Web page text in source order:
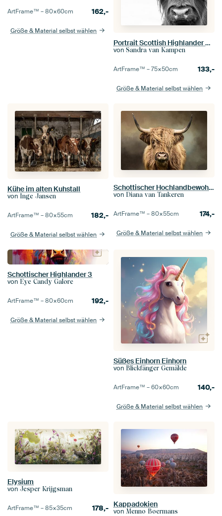
ArtFrame™ –80×60cm 162,-
Größe & Material selbst wählen
Portrait Scottish Highlander Schwarzweiss
von Sandra van Kampen
ArtFrame™ –75×50cm 133,-
Größe & Material selbst wählen
Kühe im alten Kuhstall
von Inge Jansen
ArtFrame™ –80×55cm 182,-
Größe & Material selbst wählen
Schottischer Hochlandbewohner
von Diana van Tankeren
ArtFrame™ –80×55cm 174,-
Größe & Material selbst wählen
Schottischer Highlander 3
von Eye Candy Galore
ArtFrame™ –80×60cm 192,-
Größe & Material selbst wählen
Süßes Einhorn Einhorn
von Blickfänger Gemälde
ArtFrame™ –60×60cm 140,-
Größe & Material selbst wählen
Elysium
von Jesper Krijgsman
ArtFrame™ –85×35cm 178,- Kappadokien
von Menno Boermans